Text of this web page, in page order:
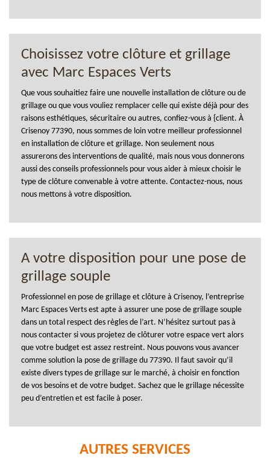
Choisissez votre clôture et grillage
avec Marc Espaces Verts
Que vous souhaitiez faire une nouvelle installation de clôture ou de
grillage ou que vous vouliez remplacer celle qui existe déjà pour des
raisons esthétiques, sécuritaire ou autres, confiez-vous à {client. À
Crisenoy 77390, nous sommes de loin votre meilleur professionnel
en installation de clôture et grillage. Non seulement nous
assurerons des interventions de qualité, mais nous vous donnerons
aussi des conseils professionnels pour vous aider à mieux choisir le
type de clôture convenable à votre attente. Contactez-nous, nous
nous mettons à votre disposition.
A votre disposition pour une pose de
grillage souple
Professionnel en pose de grillage et clôture à Crisenoy, l’entreprise
Marc Espaces Verts est apte à assurer une pose de grillage souple
dans un total respect des règles de l’art. N’hésitez surtout pas à
nous contacter si vous projetez de clôturer votre espace vert alors
que votre budget est assez restreint. Nous pouvons vous avancer
comme solution la pose de grillage du 77390. Il faut savoir qu’il
existe divers types de grillage sur le marché, à choisir en fonction
de vos besoins et de votre budget. Sachez que le grillage nécessite
peu d’entretien et est facile à poser.
AUTRES SERVICES